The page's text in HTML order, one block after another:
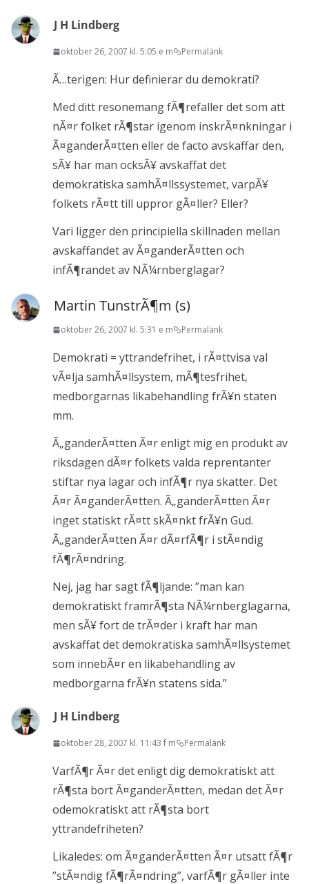
J H Lindberg
oktober 26, 2007 kl. 5:05 e m Permalänk
Ã…terigen: Hur definierar du demokrati?
Med ditt resonemang fÃ¶refaller det som att
nÃ¤r folket rÃ¶star igenom inskrÃ¤nkningar i
Ã¤ganderÃ¤tten eller de facto avskaffar den,
sÃ¥ har man ocksÃ¥ avskaffat det
demokratiska samhÃ¤llssystemet, varpÃ¥
folkets rÃ¤tt till uppror gÃ¤ller? Eller?
Vari ligger den principiella skillnaden mellan
avskaffandet av Ã¤ganderÃ¤tten och
infÃ¶randet av NÃ¼rnberglagar?
Martin TunstrÃ¶m (s)
oktober 26, 2007 kl. 5:31 e m Permalänk
Demokrati = yttrandefrihet, i rÃ¤ttvisa val
vÃ¤lja samhÃ¤llsystem, mÃ¶tesfrihet,
medborgarnas likabehandling frÃ¥n staten
mm.
Ã„ganderÃ¤tten Ã¤r enligt mig en produkt av
riksdagen dÃ¤r folkets valda reprentanter
stiftar nya lagar och infÃ¶r nya skatter. Det
Ã¤r Ã¤ganderÃ¤tten. Ã„ganderÃ¤tten Ã¤r
inget statiskt rÃ¤tt skÃ¤nkt frÃ¥n Gud.
Ã„ganderÃ¤tten Ã¤r dÃ¤rfÃ¶r i stÃ¤ndig
fÃ¶rÃ¤ndring.
Nej, jag har sagt fÃ¶ljande: ”man kan
demokratiskt framrÃ¶sta NÃ¼rnberglagarna,
men sÃ¥ fort de trÃ¤der i kraft har man
avskaffat det demokratiska samhÃ¤llsystemet
som innebÃ¤r en likabehandling av
medborgarna frÃ¥n statens sida.”
J H Lindberg
oktober 28, 2007 kl. 11:43 f m Permalänk
VarfÃ¶r Ã¤r det enligt dig demokratiskt att
rÃ¶sta bort Ã¤ganderÃ¤tten, medan det Ã¤r
odemokratiskt att rÃ¶sta bort
yttrandefriheten?
Likaledes: om Ã¤ganderÃ¤tten Ã¤r utsatt fÃ¶r
”stÃ¤ndig fÃ¶rÃ¤ndring”, varfÃ¶r gÃ¤ller inte